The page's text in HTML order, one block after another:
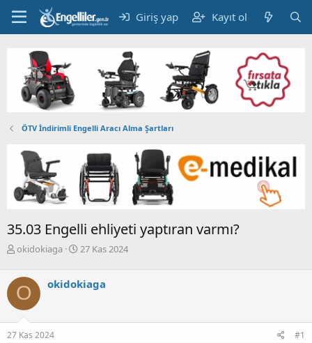
Giriş yap Kayıt ol
ÖTV İndirimli Engelli Aracı Alma Şartları
35.03 Engelli ehliyeti yaptıran varmı?
K
b
u
y
u
b
okidokiaga
B
l
g
27 Kas 2024
O okidokiaga
27 Kas 2024 #1